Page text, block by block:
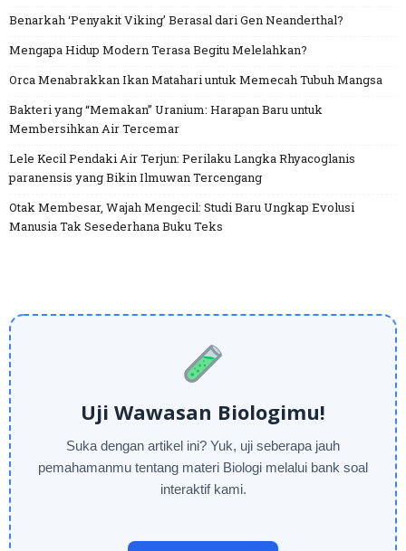
Benarkah ‘Penyakit Viking’ Berasal dari Gen Neanderthal?
Mengapa Hidup Modern Terasa Begitu Melelahkan?
Orca Menabrakkan Ikan Matahari untuk Memecah Tubuh Mangsa
Bakteri yang “Memakan” Uranium: Harapan Baru untuk
Membersihkan Air Tercemar
Lele Kecil Pendaki Air Terjun: Perilaku Langka Rhyacoglanis
paranensis yang Bikin Ilmuwan Tercengang
Otak Membesar, Wajah Mengecil: Studi Baru Ungkap Evolusi
Manusia Tak Sesederhana Buku Teks
Uji Wawasan Biologimu!
Suka dengan artikel ini? Yuk, uji seberapa jauh
pemahamanmu tentang materi Biologi melalui bank soal
interaktif kami.